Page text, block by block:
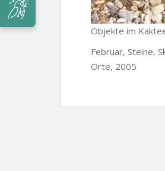
Objekte im
Februar, Steine,
Orte, 2005